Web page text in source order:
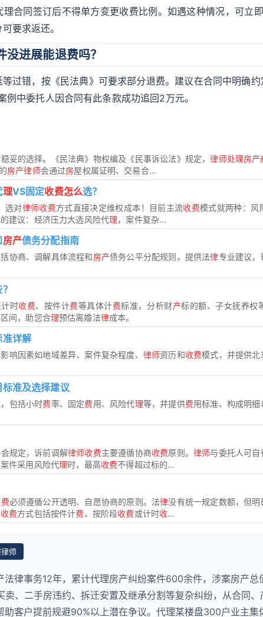
理合同签订后不得单方变更收费比例。如遇这种情况，可立
要求返还。
进展能退费吗？
过错，按《民法典》可要求部分退费。建议在合同中明确
中委托人因合同有此条款成功追回2万元。
妥的选择。《民法典》物权编及《民事诉讼法》规定，律师处理房产
房产律师会通过房屋权属证明、交易合...
理VS固定收费怎么选？
选对律师收费方式直接决定维权成本！目前主流收费模式就两种：风
建议：经济压力大选风险代理，案件复杂...
房产债务分配指南
协商、调解具体流程和房产债务公平分配规则。提供法律专业建议
时收费、按件计费等具体计费标准，分析财产标的额、子女抚养权
间，助您合理预估离婚法律成本。
准详解
响因素如地域差异、案件复杂程度、 律师资历和收费模式，并提供北
标准及选择建议
包括小时费率、固定费用、风险代理等，并提供费用标准、构成明
规定，诉前调解律师收费主要遵循协商收费原则。 律师与委托人可
件采用风险代理时，最高收费不得超过标的...
必须遵循公开透明、自愿协商的原则。法律没有统一规定数额，但明
收费方式包括按件计费、按阶段收费或计时收...
师
法律事务12年，累计代理房产纠纷案件600余件，涉案房产
卖、二手房违约、拆迁安置及继承分割等复杂纠纷，从合同
助客户提前规避90%以上潜在争议。代理某楼盘300户业主集